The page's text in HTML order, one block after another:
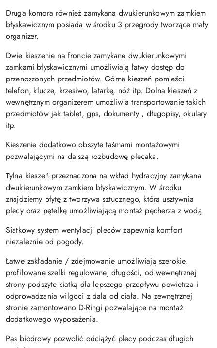
Druga komora również zamykana dwukierunkowym zamkiem
błyskawicznym posiada w środku 3 przegrody tworzące mały
organizer.
Dwie kieszenie na froncie zamykane dwukierunkowymi
zamkami błyskawicznymi umożliwiają łatwy dostęp do
przenoszonych przedmiotów. Górna kieszeń pomieści
telefon, klucze, krzesiwo, latarkę, nóż itp. Dolna kieszeń z
wewnętrznym organizerem umożliwia transportowanie takich
przedmiotów jak tablet, gps, dokumenty , długopisy, okulary
itp.
Kieszenie dodatkowo obszyte taśmami montażowymi
pozwalającymi na dalszą rozbudowę plecaka.
Tylna kieszeń przeznaczona na wkład hydracyjny zamykana
dwukierunkowym zamkiem błyskawicznym. W środku
znajdziemy płytę z tworzywa sztucznego, która usztywnia
plecy oraz pętelkę umożliwiającą montaż pęcherza z wodą.
Siatkowy system wentylacji pleców zapewnia komfort
niezależnie od pogody.
Łatwe zakładanie / zdejmowanie umożliwiają szerokie,
profilowane szelki regulowanej długości, od wewnętrznej
strony podszyte siatką dla lepszego przepływu powietrza i
odprowadzania wilgoci z dala od ciała. Na zewnętrznej
stronie zamontowano D-Ringi pozwalające na montaż
dodatkowego wyposażenia.
Pas biodrowy pozwolić odciążyć plecy podczas długich